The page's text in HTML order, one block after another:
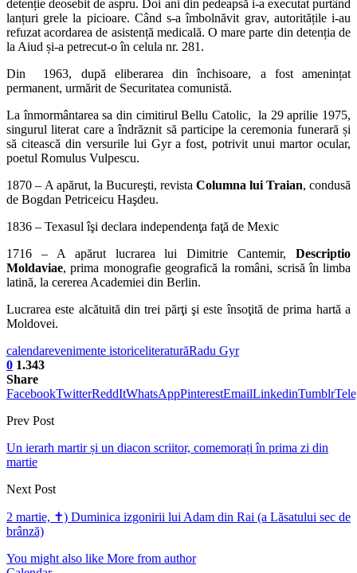
detenție deosebit de aspru. Doi ani din pedeapsă i-a executat purtând
lanțuri grele la picioare. Când s-a îmbolnăvit grav, autoritățile i-au
refuzat acordarea de asistență medicală. O mare parte din detenția de
la Aiud și-a petrecut-o în celula nr. 281.
Din 1963, după eliberarea din închisoare, a fost amenințat
permanent, urmărit de Securitatea comunistă.
La înmormântarea sa din cimitirul Bellu Catolic, la 29 aprilie 1975,
singurul literat care a îndrăznit să participe la ceremonia funerară și
să citească din versurile lui Gyr a fost, potrivit unui martor ocular,
poetul Romulus Vulpescu.
1870 – A apărut, la Bucureşti, revista Columna lui Traian, condusă
de Bogdan Petriceicu Haşdeu.
1836 – Texasul îşi declara independenţa faţă de Mexic
1716 – A apărut lucrarea lui Dimitrie Cantemir, Descriptio
Moldaviae, prima monografie geografică la români, scrisă în limba
latină, la cererea Academiei din Berlin.
Lucrarea este alcătuită din trei părţi şi este însoţită de prima hartă a
Moldovei.
calendarevenimente istoriceliteraturăRadu Gyr
0 1.343
Share
FacebookTwitterReddItWhatsAppPinterestEmailLinkedinTumblr
Prev Post
Un ierarh martir și un diacon scriitor, comemorați în prima zi din
martie
Next Post
2 martie, ✝) Duminica izgonirii lui Adam din Rai (a Lăsatului sec de
brânză)
You might also like More from author